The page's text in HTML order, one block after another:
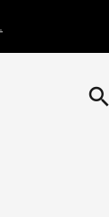
search